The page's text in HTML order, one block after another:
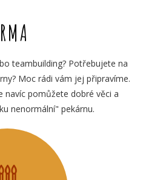
teambuilding? Potřebujete na
Moc rádi vám jej připravíme.
navíc pomůžete dobré věci a
nenormální" pekárnu.